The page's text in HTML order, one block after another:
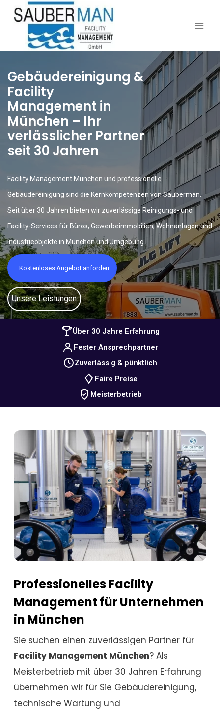
Gebäudereinigung &
Facility
Management in
München – Ihr
verlässlicher Partner
seit 30 Jahren
Facility Management München und professionelle
Gebäudereinigung sind die Kernkompetenzen von Sauberman.
Seit über 30 Jahren bieten wir zuverlässige Reinigungs- und
Facility-Services für Büros, Gewerbeimmobilien, Wohnanlagen und
Industrieobjekte in München und Umgebung.
Kostenloses Angebot anfordern
Unsere Leistungen
Über 30 Jahre Erfahrung
Fester Ansprechpartner
Zuverlässig & pünktlich
Faire Preise
Meisterbetrieb
Professionelles Facility
Management für Unternehmen
in München
Sie suchen einen zuverlässigen Partner für
Facility Management München? Als
Meisterbetrieb mit über 30 Jahren Erfahrung
übernehmen wir für Sie Gebäudereinigung,
technische Wartung und